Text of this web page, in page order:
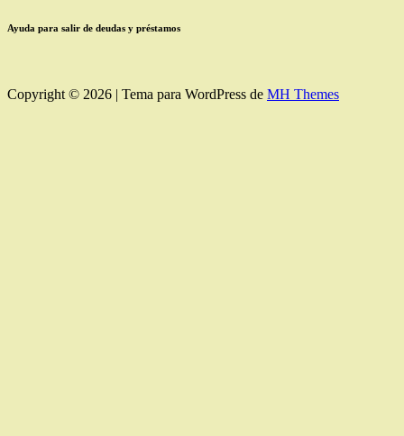
Ayuda para salir de deudas y préstamos
Copyright © 2026 | Tema para WordPress de MH Themes